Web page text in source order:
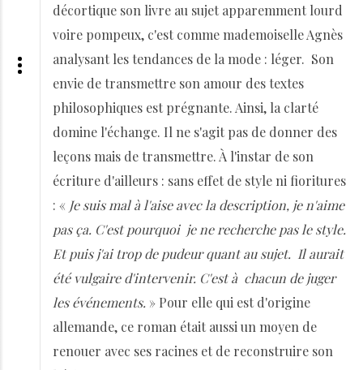
décortique son livre au sujet apparemment lourd
voire pompeux, c'est comme mademoiselle Agnès
analysant les tendances de la mode : léger. Son
envie de transmettre son amour des textes
philosophiques est prégnante. Ainsi, la clarté
domine l'échange. Il ne s'agit pas de donner des
leçons mais de transmettre. À l'instar de son
écriture d'ailleurs : sans effet de style ni fioritures
: « Je suis mal à l'aise avec la description, je n'aime
pas ça. C'est pourquoi je ne recherche pas le style.
Et puis j'ai trop de pudeur quant au sujet. Il aurait
été vulgaire d'intervenir. C'est à chacun de juger
les événements. » Pour elle qui est d'origine
allemande, ce roman était aussi un moyen de
renouer avec ses racines et de reconstruire son